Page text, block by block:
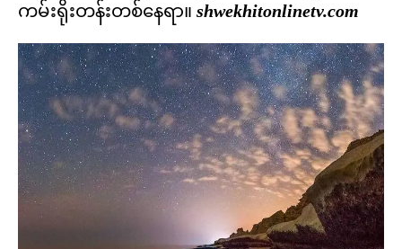
ကမ်းရိုးတန်းတစ်နေရာ။ shwekhitonlinetv.com